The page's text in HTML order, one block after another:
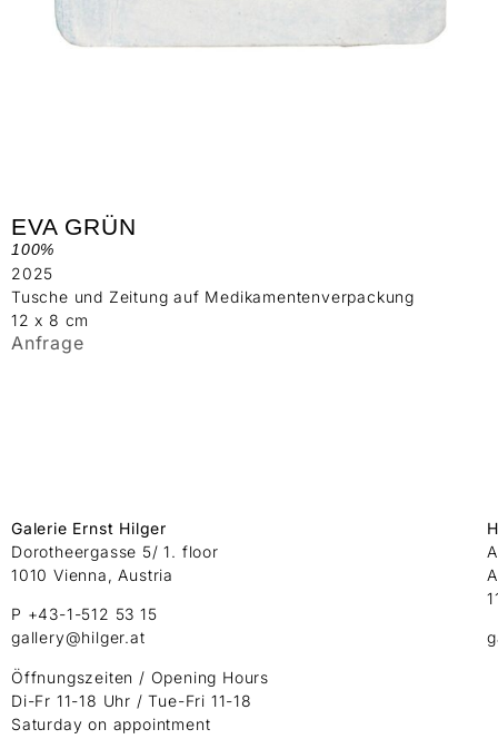
EVA GRÜN
100%
2025
Tusche und Zeitung auf Medikamentenverpackung
12 x 8 cm
Anfrage
Galerie Ernst Hilger
Dorotheergasse 5/ 1. floor
1010 Vienna, Austria
P +43-1-512 53 15
gallery@hilger.at
Öffnungszeiten / Opening Hours
Di-Fr 11-18 Uhr / Tue-Fri 11-18
Saturday on appointment